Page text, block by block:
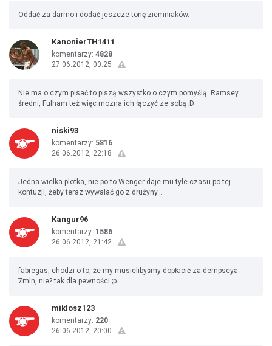
Oddać za darmo i dodać jeszcze tonę ziemniaków.
KanonierTH1411
komentarzy: 4828
27.06.2012, 00:25
Nie ma o czym pisać to piszą wszystko o czym pomyślą. Ramsey
średni, Fulham też więc mozna ich łączyć ze sobą ;D
niski93
komentarzy: 5816
26.06.2012, 22:18
Jedna wielka plotka, nie po to Wenger daje mu tyle czasu po tej
kontuzji, żeby teraz wywalać go z drużyny...
Kangur96
komentarzy: 1586
26.06.2012, 21:42
fabregas, chodzi o to, że my musielibyśmy dopłacić za dempseya
7mln, nie? tak dla pewności ;p
miklosz123
komentarzy: 220
26.06.2012, 20:00